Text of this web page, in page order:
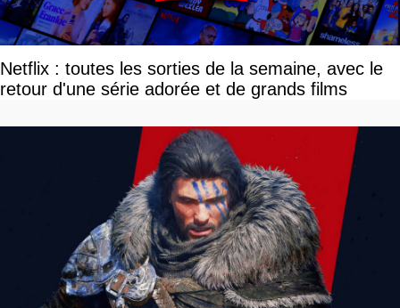
Netflix : toutes les sorties de la semaine, avec le
retour d'une série adorée et de grands films